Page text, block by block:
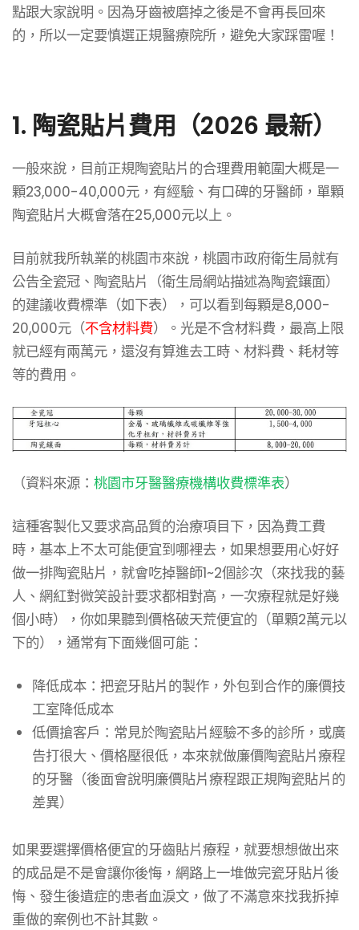
點跟大家說明。因為牙齒被磨掉之後是不會再長回來
的，所以一定要慎選正規醫療院所，避免大家踩雷喔！
1. 陶瓷貼片費用（2026 最新）
一般來說，目前正規陶瓷貼片的合理費用範圍大概是一
顆23,000-40,000元，有經驗、有口碑的牙醫師，單顆
陶瓷貼片大概會落在25,000元以上。
目前就我所執業的桃園市來說，桃園市政府衛生局就有
公告全瓷冠、陶瓷貼片（衛生局網站描述為陶瓷鑲面）
的建議收費標準（如下表），可以看到每顆是8,000-
20,000元（不含材料費）。光是不含材料費，最高上限
就已經有兩萬元，還沒有算進去工時、材料費、耗材等
等的費用。
（資料來源： 桃園市牙醫醫療機構收費標準表）
這種客製化又要求高品質的治療項目下，因為費工費
時，基本上不太可能便宜到哪裡去，如果想要用心好好
做一排陶瓷貼片，就會吃掉醫師1~2個診次（來找我的藝
人、網紅對微笑設計要求都相對高，一次療程就是好幾
個小時），你如果聽到價格破天荒便宜的（單顆2萬元以
下的），通常有下面幾個可能：
降低成本：把瓷牙貼片的製作，外包到合作的廉價技
工室降低成本
低價搶客戶：常見於陶瓷貼片經驗不多的診所，或廣
告打很大、價格壓很低，本來就做廉價陶瓷貼片療程
的牙醫（後面會說明廉價貼片療程跟正規陶瓷貼片的
差異）
如果要選擇價格便宜的牙齒貼片療程，就要想想做出來
的成品是不是會讓你後悔，網路上一堆做完瓷牙貼片後
悔、發生後遺症的患者血淚文，做了不滿意來找我拆掉
重做的案例也不計其數。